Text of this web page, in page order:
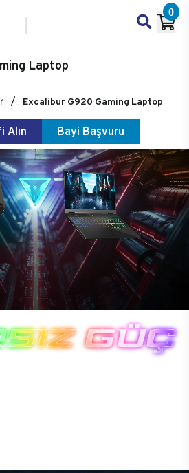
0
Laptop
Excalibur G920 Gaming Laptop
Alın Bayi Başvuru